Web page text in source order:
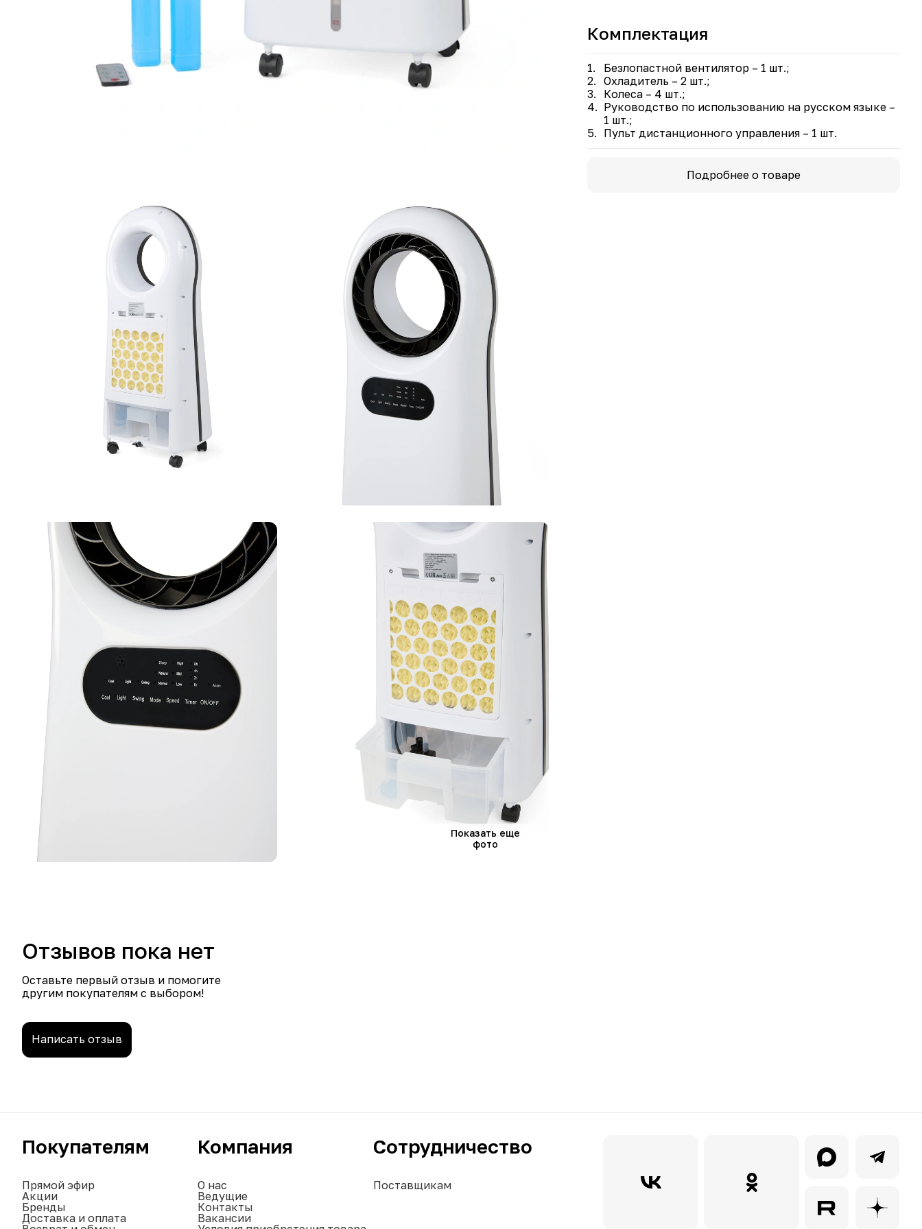
Показать еще
фото
Комплектация
Безлопастной вентилятор – 1 шт.;
Охладитель – 2 шт.;
Колеса – 4 шт.;
Руководство по использованию на русском языке –
1 шт.;
Пульт дистанционного управления – 1 шт.
Подробнее о товаре
Отзывов пока нет
Оставьте первый отзыв и помогите
другим покупателям с выбором!
Написать отзыв
Покупателям
Прямой эфир
Акции
Бренды
Доставка и оплата
Компания
О нас
Ведущие
Контакты
Вакансии
Сотрудничество
Поставщикам